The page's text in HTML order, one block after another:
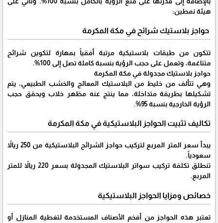
هيئة نمطين:
حواجز بلاستيك شرائح في مكة المكرمة
تتكون من طبقات بلاستيكية مرتبة أفقياً بمهارة لتكوين شرائح
متناغمة، وتعمل على حجب الرؤية بنسبة كاملة تصل إلى 100%.
حواجز بلاستيك مجدولة في مكة المكرمة
وهي تتألف من خليط من البلاستيك المعالج والخشب الطبيعي، يتم
تشكيلها بطريقة متداخلة، مما ينتج عنه مظهر خلاب ويحقق حجب
الرؤية الخارجية بنسبة 95%.
تكاليف تثبيت الحواجز البلاستيكية في مكة المكرمة
يبدأ سعر المتر المربع لتركيب حواجز الشرائح البلاستيكية من 250 ريالاً
سعودياً.
تنطلق تكلفة تركيب سواتر البلاستيك المجدولة بسعر 220 ريالاً للمتر
المربع.
خصائص ومزايا الحواجز البلاستيكية
تعتبر هذه الحواجز من أفخم الأصناف المستخدمة لتغطية المنازل أو